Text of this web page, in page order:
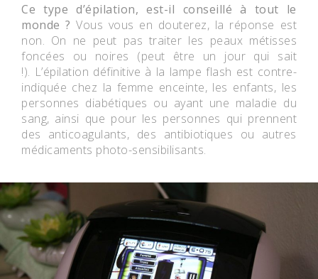
Ce type d’épilation, est-il conseillé à tout le
monde ? Vous vous en douterez, la réponse est
non. On ne peut pas traiter les peaux métisses
foncées ou noires (peut être un jour qui sait
!). L’épilation définitive à la lampe flash est contre-
indiquée chez la femme enceinte, les enfants, les
personnes diabétiques ou ayant une maladie du
sang, ainsi que pour les personnes qui prennent
des anticoagulants, des antibiotiques ou autres
médicaments photo-sensibilisants.